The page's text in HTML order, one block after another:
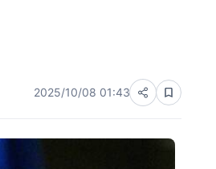
2025/10/08 01:43